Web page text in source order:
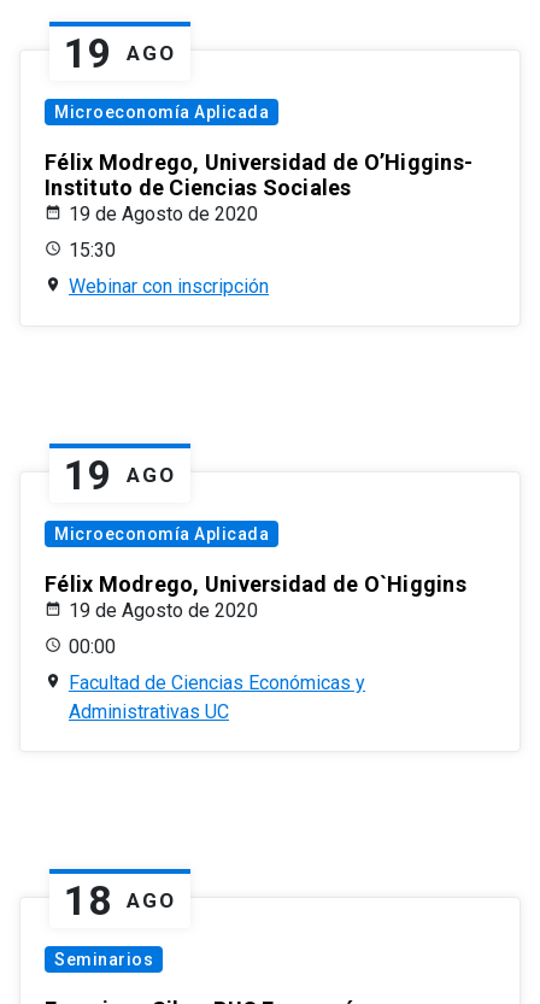
19 AGO
Microeconomía Aplicada
Félix Modrego, Universidad de O’Higgins-
Instituto de Ciencias Sociales
19 de Agosto de 2020
15:30
Webinar con inscripción
19 AGO
Microeconomía Aplicada
Félix Modrego, Universidad de O`Higgins
19 de Agosto de 2020
00:00
Facultad de Ciencias Económicas y
Administrativas UC
18 AGO
Seminarios